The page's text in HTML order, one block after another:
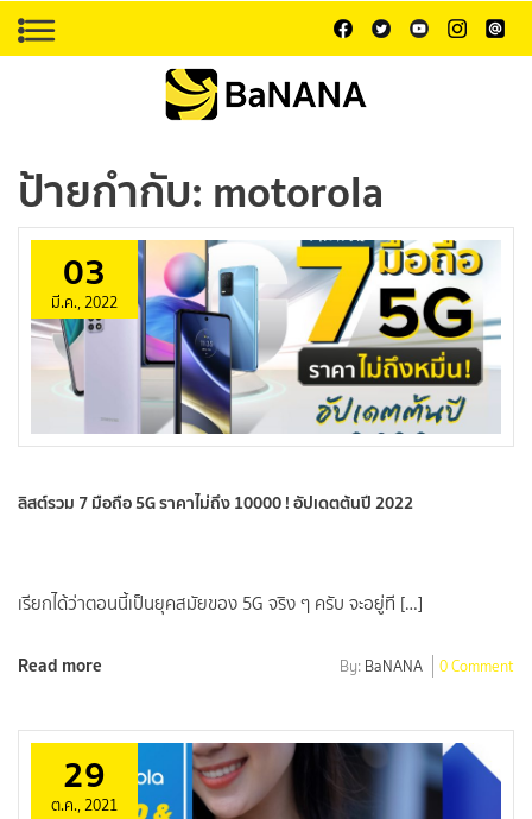
ป้ายกำกับ: motorola
03
มี.ค., 2022
ลิสต์รวม 7 มือถือ 5G ราคาไม่ถึง 10000 ! อัปเดตต้นปี 2022
เรียกได้ว่าตอนนี้เป็นยุคสมัยของ 5G จริง ๆ ครับ จะอยู่ที […]
Read more By: BaNANA 0 Comment
29
ต.ค., 2021